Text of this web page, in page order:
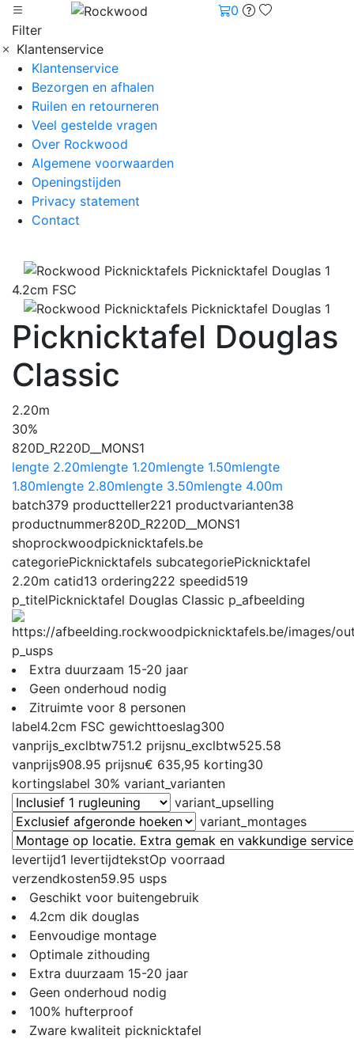
0
Filter
Klantenservice
Klantenservice
Bezorgen en afhalen
Ruilen en retourneren
Veel gestelde vragen
Over Rockwood
Algemene voorwaarden
Openingstijden
Privacy statement
Contact
4.2cm FSC
Picknicktafel Douglas
Classic
2.20m
30%
820D_R220D__MONS1
lengte 2.20mlengte 1.20mlengte 1.50mlengte
1.80mlengte 2.80mlengte 3.50mlengte 4.00m
batch379 productteller221 productvarianten38
productnummer820D_R220D__MONS1
shoprockwoodpicknicktafels.be
categoriePicknicktafels subcategoriePicknicktafel
2.20m catid13 ordering222 speedid519
p_titelPicknicktafel Douglas Classic p_afbeelding
p_usps
Extra duurzaam 15-20 jaar
Geen onderhoud nodig
Zitruimte voor 8 personen
label4.2cm FSC gewichttoeslag300
vanprijs_exclbtw751.2 prijsnu_exclbtw525.58
vanprijs908.95 prijsnu€ 635,95 korting30
kortingslabel 30% variant_varianten
variant_upselling
variant_montages
levertijd1 levertijdtekstOp voorraad
verzendkosten59.95 usps
Geschikt voor buitengebruik
4.2cm dik douglas
Eenvoudige montage
Optimale zithouding
Extra duurzaam 15-20 jaar
Geen onderhoud nodig
100% hufterproof
Zware kwaliteit picknicktafel